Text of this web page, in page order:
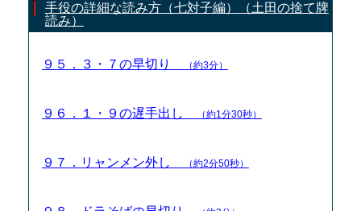
手役の詳細な読み方（七対子編）（土田の捨て牌
読み）
９５．３・７の早切り （約3分）
９６．１・９の遅手出し （約1分30秒）
９７．リャンメン外し （約2分50秒）